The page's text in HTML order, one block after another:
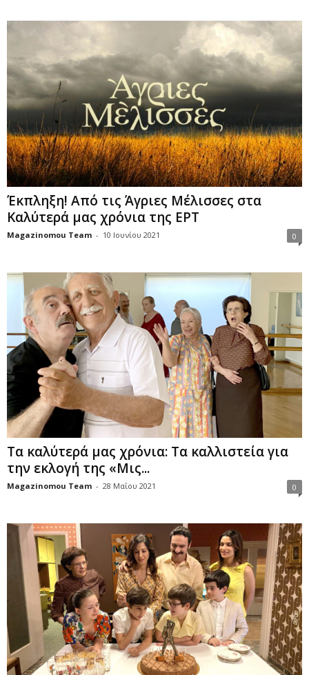
Έκπληξη! Από τις Άγριες Μέλισσες στα
Καλύτερά μας χρόνια της ΕΡΤ
Magazinomou Team - 10 Ιουνίου 2021 0
Τα καλύτερά μας χρόνια: Τα καλλιστεία για
την εκλογή της «Μις...
Magazinomou Team - 28 Μαΐου 2021 0